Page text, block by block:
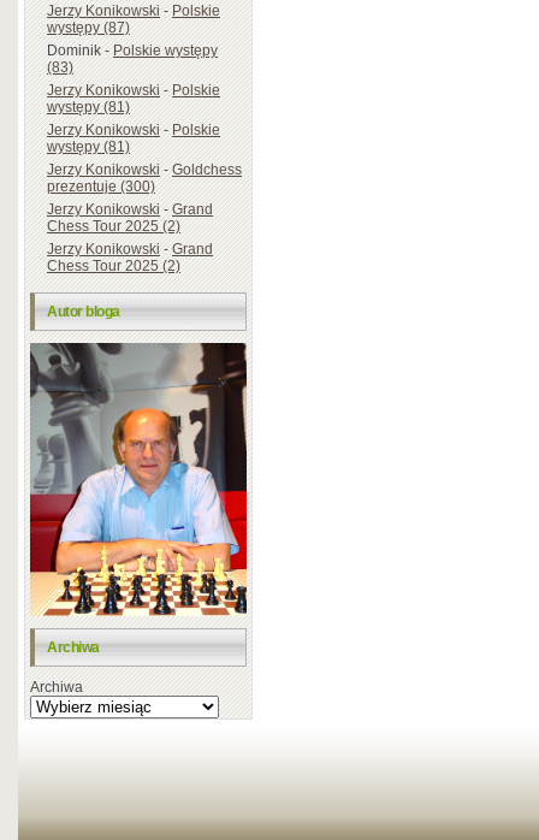
Jerzy Konikowski-Polskie
występy (87)
Dominik-Polskie występy
(83)
Jerzy Konikowski-Polskie
występy (81)
Jerzy Konikowski-Polskie
występy (81)
Jerzy Konikowski-Goldchess
prezentuje (300)
Jerzy Konikowski-Grand
Chess Tour 2025 (2)
Jerzy Konikowski-Grand
Chess Tour 2025 (2)
Autor bloga
Archiwa
Archiwa